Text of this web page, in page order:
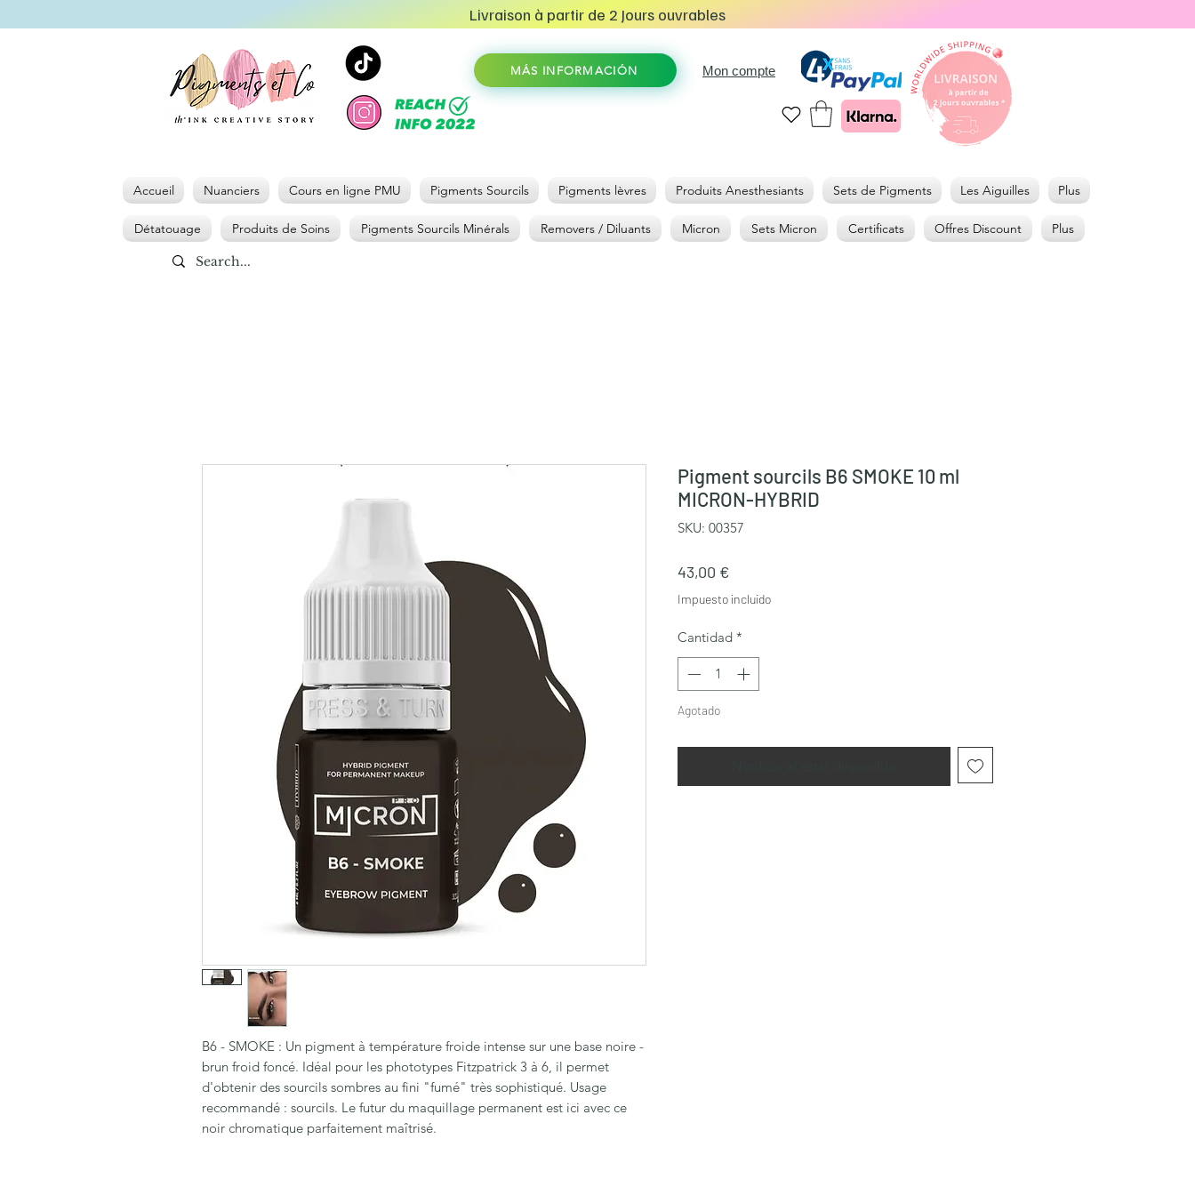
MÁS INFORMACIÓN Mon compte
Accueil Nuanciers Cours en ligne PMU Pigments Sourcils Pigments lèvres Produits Anesthesiants Sets de Pigments Les Aiguilles Plus
Détatouage Produits de Soins Pigments Sourcils Minérals Removers / Diluants Micron Sets Micron Certificats Offres Discount Plus
Livraison à partir de 2 Jours ouvrables
B6 - SMOKE : Un pigment à température froide intense sur une base noire -
brun froid foncé. Idéal pour les phototypes Fitzpatrick 3 à 6, il permet
d'obtenir des sourcils sombres au fini "fumé" très sophistiqué. Usage
recommandé : sourcils. Le futur du maquillage permanent est ici avec ce
noir chromatique parfaitement maîtrisé.
Pigment sourcils B6 SMOKE 10 ml
MICRON-HYBRID
SKU: 00357
43,00 €Precio
Impuesto incluido
Cantidad *
Agotado